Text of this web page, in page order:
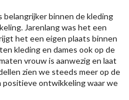
binnen de kleding
Jarenlang was het een
het een eigen plaats binnen
kleding en dames ook op de
vrouw is aanwezig en laat
zien we steeds meer op de
positieve ontwikkeling waar we